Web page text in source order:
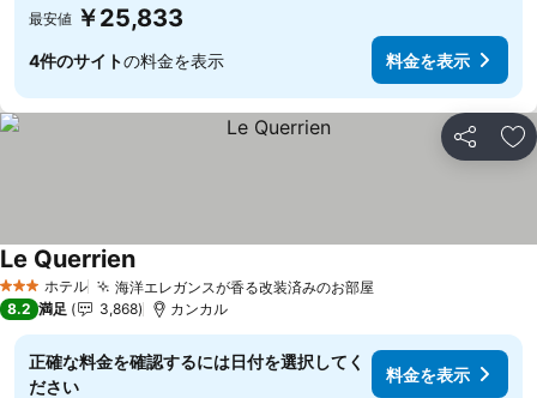
最安値 ￥25,833
4件のサイトの料金を表示 料金を表示
シェア お
3 ホテルのランク
ホテル 海洋エレガンスが香る改装済みのお部屋
Le Querrien
8.2 満足 3,868 カンカル
正確な料金を確認するには日付を選択してく
ださい
料金を表示